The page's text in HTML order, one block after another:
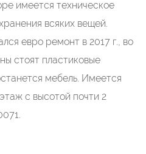
имеется техническое
всяких вещей.
евро ремонт в 2017 г., во
стоят пластиковые
мебель. Имеется
с высотой почти 2